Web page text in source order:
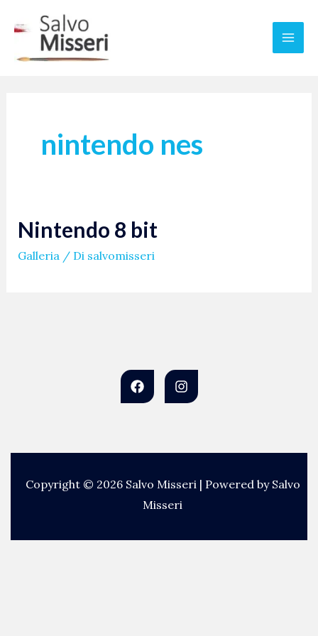
contenuto
nintendo nes
Nintendo 8 bit
Galleria / Di salvomisseri
Copyright © 2026 Salvo Misseri | Powered by Salvo
Misseri